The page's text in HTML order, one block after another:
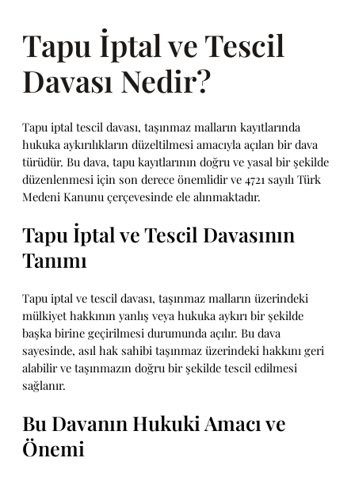
Tapu İptal ve Tescil
Davası Nedir?
Tapu iptal tescil davası, taşınmaz malların kayıtlarında
hukuka aykırılıkların düzeltilmesi amacıyla açılan bir dava
türüdür. Bu dava, tapu kayıtlarının doğru ve yasal bir şekilde
düzenlenmesi için son derece önemlidir ve 4721 sayılı Türk
Medeni Kanunu çerçevesinde ele alınmaktadır.
Tapu İptal ve Tescil Davasının
Tanımı
Tapu iptal ve tescil davası, taşınmaz malların üzerindeki
mülkiyet hakkının yanlış veya hukuka aykırı bir şekilde
başka birine geçirilmesi durumunda açılır. Bu dava
sayesinde, asıl hak sahibi taşınmaz üzerindeki hakkını geri
alabilir ve taşınmazın doğru bir şekilde tescil edilmesi
sağlanır.
Bu Davanın Hukuki Amacı ve
Önemi